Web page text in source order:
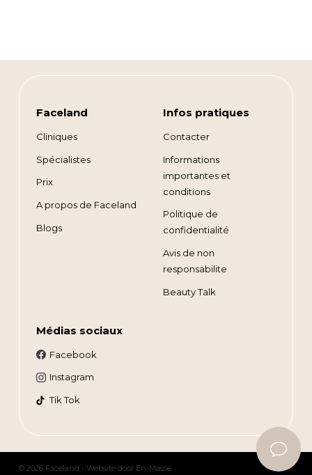
Faceland
Cliniques
Spécialistes
Prix
A propos de Faceland
Blogs
Infos pratiques
Contacter
Informations
importantes et
conditions
Politique de
confidentialité
Avis de non
responsabilite
Beauty Talk
Médias sociaux
Facebook
Instagram
Tik Tok
© 2026 Faceland • Website door En-Masse